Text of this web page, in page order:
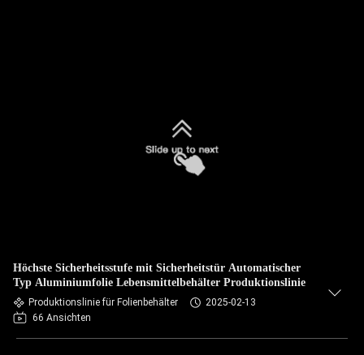
Höchste Sicherheitsstufe mit Sicherheitstür Automatischer
Typ Aluminiumfolie Lebensmittelbehälter Produktionslinie
Produktionslinie für Folienbehälter
2025-02-13
66 Ansichten